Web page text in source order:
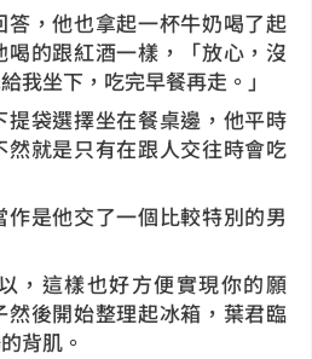
答，他也拿起一杯牛奶喝了起
的跟紅酒一樣，「放心，沒
我坐下，吃完早餐再走。」
袋選擇坐在餐桌邊，他平時
就是只有在跟人交往時會吃
是他交了一個比較特別的男
，這樣也好方便實現你的願
後開始整理起冰箱，葉君臨
背肌。